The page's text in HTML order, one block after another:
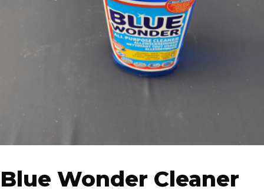
Blue Wonder Cleaner